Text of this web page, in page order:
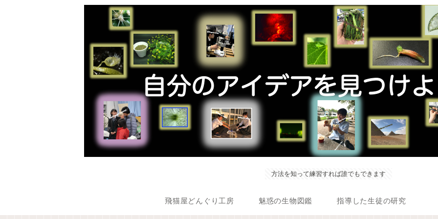
方法を知って練習すれば誰でもできます
飛猫屋どんぐり工房 魅惑の生物図鑑 指導した生徒の研究